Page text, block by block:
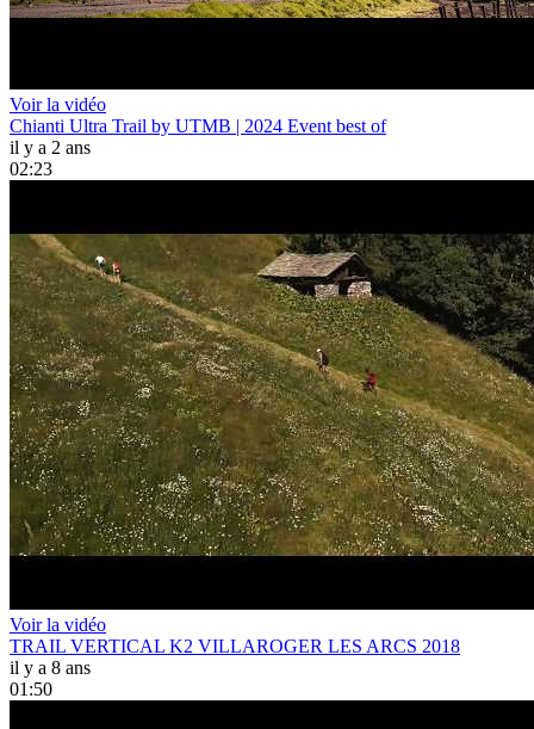
Voir la vidéo
Chianti Ultra Trail by UTMB | 2024 Event best of
il y a 2 ans
02:23
Voir la vidéo
TRAIL VERTICAL K2 VILLAROGER LES ARCS 2018
il y a 8 ans
01:50